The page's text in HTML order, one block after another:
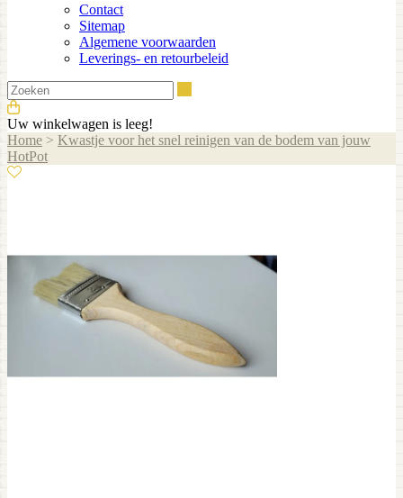
Contact
Sitemap
Algemene voorwaarden
Leverings- en retourbeleid
Uw winkelwagen is leeg!
Home > Kwastje voor het snel reinigen van de bodem van jouw
HotPot